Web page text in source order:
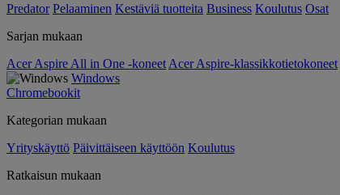
Predator Pelaaminen Kestäviä tuotteita Business Koulutus Osat
Sarjan mukaan
Acer Aspire All in One -koneet Acer Aspire-klassikkotietokoneet
Windows
Chromebookit
Kategorian mukaan
Yrityskäyttö Päivittäiseen käyttöön Koulutus
Ratkaisun mukaan